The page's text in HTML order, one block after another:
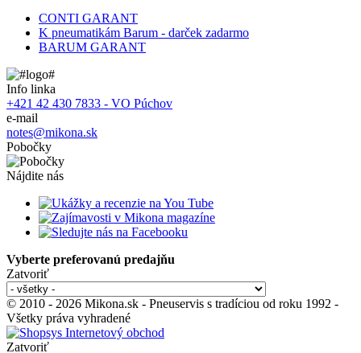
CONTI GARANT
K pneumatikám Barum - darček zadarmo
BARUM GARANT
Info linka
+421 42 430 7833 - VO Púchov
e-mail
notes@mikona.sk
Pobočky
Nájdite nás
Vyberte preferovanú predajňu
Zatvoriť
© 2010 - 2026 Mikona.sk - Pneuservis s tradíciou od roku 1992 -
Všetky práva vyhradené
Zatvoriť